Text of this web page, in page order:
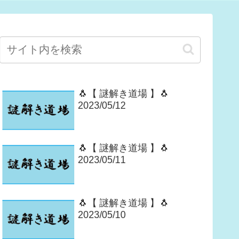
🐧【 謎解き道場 】🐧
2023/05/12
🐧【 謎解き道場 】🐧
2023/05/11
🐧【 謎解き道場 】🐧
2023/05/10